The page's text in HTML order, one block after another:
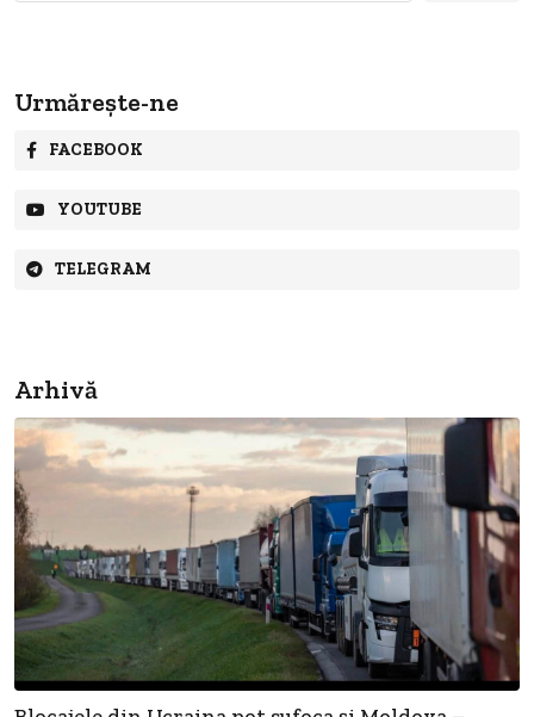
Urmărește-ne
FACEBOOK
YOUTUBE
TELEGRAM
Arhivă